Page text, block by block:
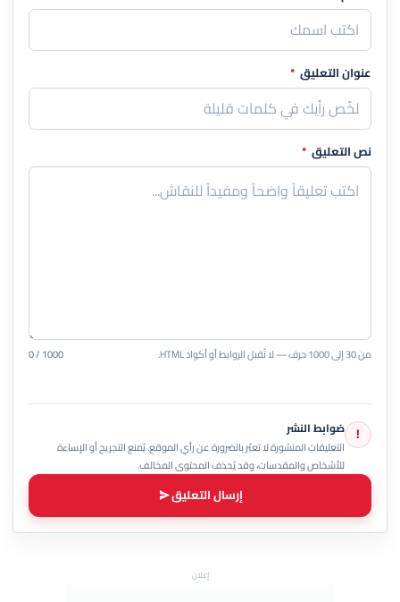
عنوان التعليق *
نص التعليق *
من 30 إلى 1000 حرف — لا تُقبل الروابط أو أكواد HTML. 0 / 1000
! ضوابط النشر
التعليقات المنشورة لا تعبّر بالضرورة عن رأي الموقع. يُمنع التجريح أو الإساءة
للأشخاص والمقدسات، وقد يُحذف المحتوى المخالف.
إرسال التعليق
إعلان